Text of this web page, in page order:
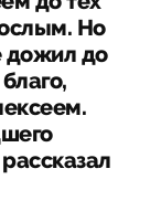
Но
дожил до